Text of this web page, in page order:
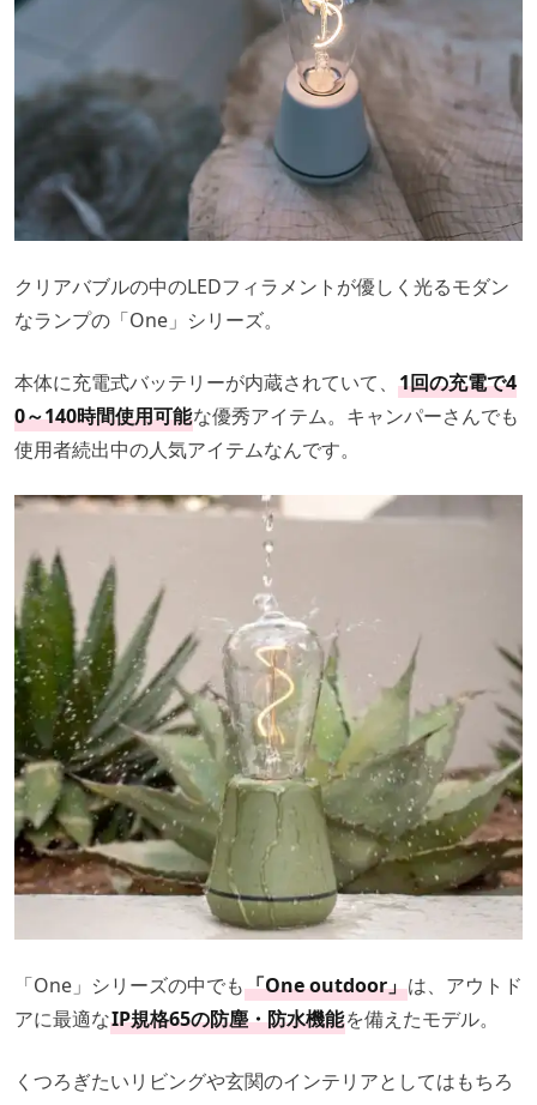
クリアバブルの中のLEDフィラメントが優しく光るモダン
なランプの「One」シリーズ。
本体に充電式バッテリーが内蔵されていて、 1回の充電で4
0～140時間使用可能な優秀アイテム。キャンパーさんでも
使用者続出中の人気アイテムなんです。
「One」シリーズの中でも「One outdoor」は、アウトド
アに最適なIP規格65の防塵・防水機能を備えたモデル。
くつろぎたいリビングや玄関のインテリアとしてはもちろ